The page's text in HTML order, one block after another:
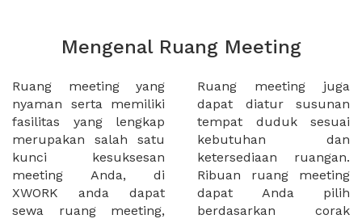
Mengenal Ruang Meeting
Ruang meeting yang
nyaman serta memiliki
fasilitas yang lengkap
merupakan salah satu
kunci kesuksesan
meeting Anda, di
XWORK anda dapat
sewa ruang meeting,
Ruang meeting juga
dapat diatur susunan
tempat duduk sesuai
kebutuhan dan
ketersediaan ruangan.
Ribuan ruang meeting
dapat Anda pilih
berdasarkan corak